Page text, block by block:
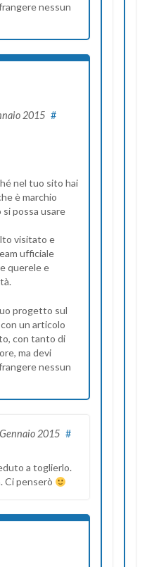
nessun
2015 #
nel tuo sito hai
è marchio
possa usare
visitato e
ufficiale
querele e
progetto sul
un articolo
con tanto di
ma devi
nessun
2015 #
a toglierlo.
Ci penserò